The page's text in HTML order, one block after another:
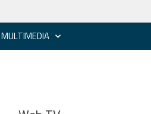
MULTIMEDIA